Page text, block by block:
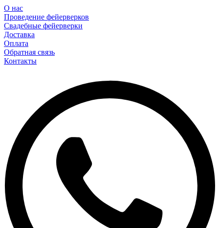
О нас
Проведение фейерверков
Свадебные фейерверки
Доставка
Оплата
Обратная связь
Контакты